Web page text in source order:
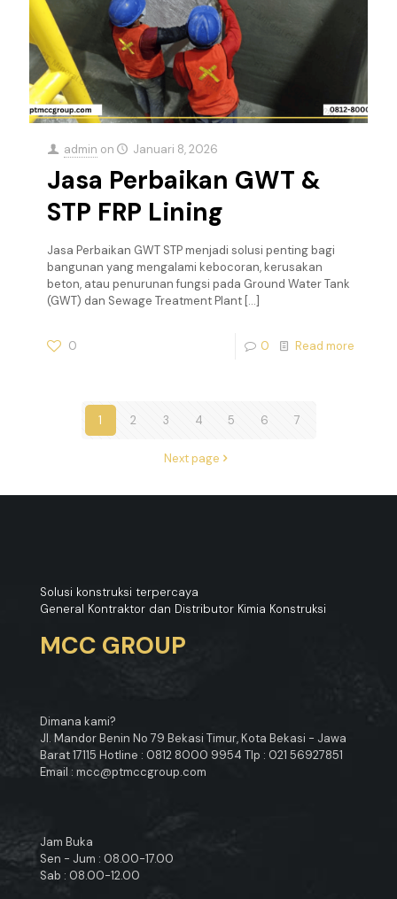
admin on Januari 8, 2026
Jasa Perbaikan GWT &
STP FRP Lining
Jasa Perbaikan GWT STP menjadi solusi penting bagi
bangunan yang mengalami kebocoran, kerusakan
beton, atau penurunan fungsi pada Ground Water Tank
(GWT) dan Sewage Treatment Plant […]
0 0 Read more
1 2 3 4 5 6 7
Next page
Solusi konstruksi terpercaya
General Kontraktor dan Distributor Kimia Konstruksi
MCC GROUP
Dimana kami?
Jl. Mandor Benin No 79 Bekasi Timur, Kota Bekasi - Jawa
Barat 17115 Hotline : 0812 8000 9954 Tlp : 021 56927851
Email : mcc@ptmccgroup.com
Jam Buka
Sen - Jum : 08.00-17.00
Sab : 08.00-12.00